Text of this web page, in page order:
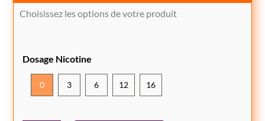
Choisissez les options de votre produit
Dosage Nicotine
0 3 6 12 16